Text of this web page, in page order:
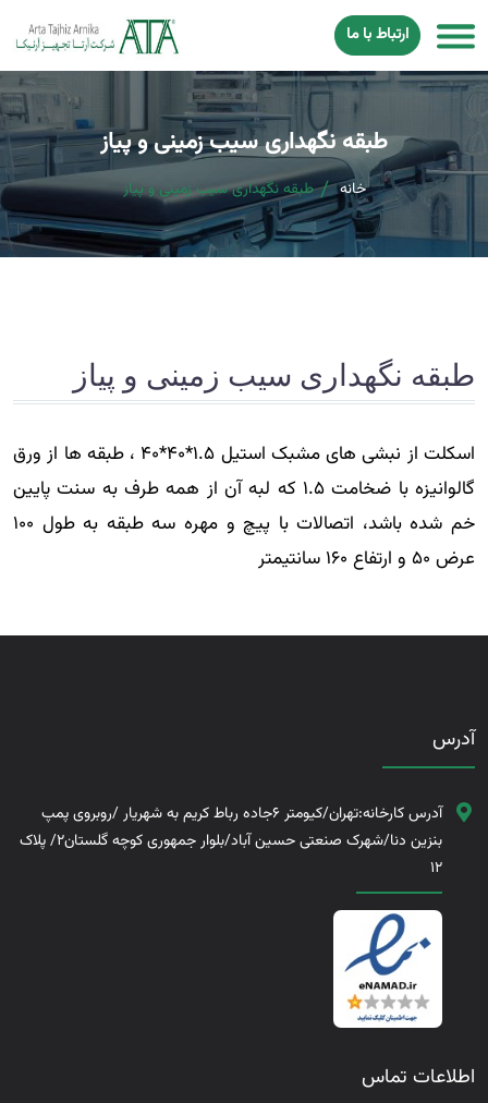
ارتباط با ما
طبقه نگهداری سیب زمینی و پیاز
خانه طبقه نگهداری سیب زمینی و پیاز
طبقه نگهداری سیب زمینی و پیاز
اسکلت از نبشی های مشبک استیل 1.5*40*40 ، طبقه ها از ورق
گالوانيزه با ضخامت 1.5 که لبه آن از همه طرف به سنت پایین
خم شده باشد، اتصالات با پیچ و مهره سه طبقه به طول 100
عرض 50 و ارتفاع 160 سانتیمتر
آدرس
آدرس کارخانه:تهران/کیومتر 6جاده رباط کریم به شهریار /روبروی پمپ
بنزین دنا/شهرک صنعتی حسین آباد/بلوار جمهوری کوچه گلستان2/ پلاک
12
اطلاعات تماس